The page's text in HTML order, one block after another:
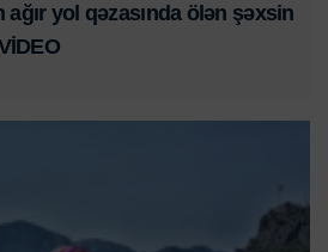
yol qəzasında ölən şəxsin